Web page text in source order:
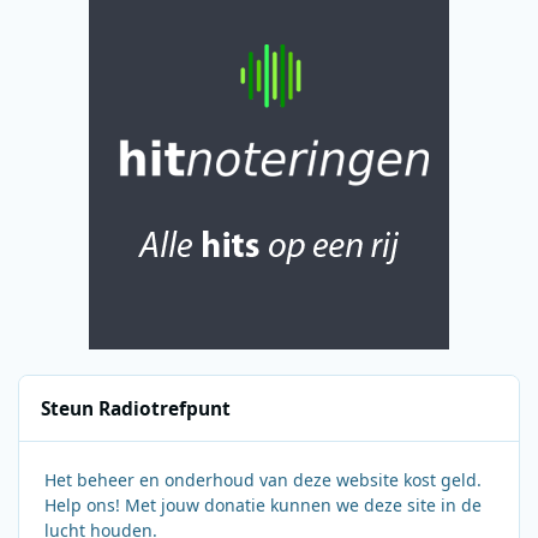
Steun Radiotrefpunt
Het beheer en onderhoud van deze website kost geld.
Help ons! Met jouw donatie kunnen we deze site in de
lucht houden.